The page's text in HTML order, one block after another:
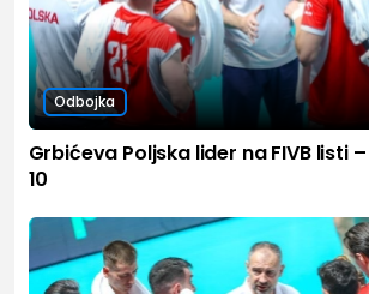
Odbojka
Grbićeva Poljska lider na FIVB listi
10